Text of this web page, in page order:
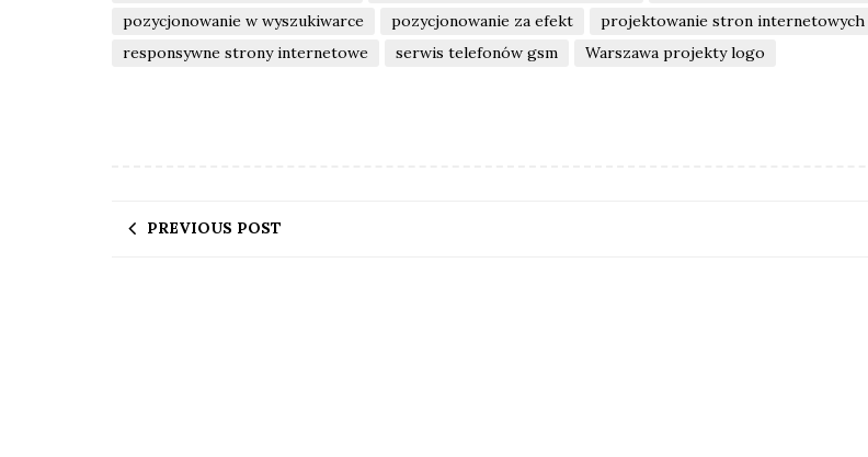
pozycjonowanie w wyszukiwarce
pozycjonowanie za efekt
projektowanie stron internetowych
responsywne strony internetowe
serwis telefonów gsm Warszawa projekty logo
PREVIOUS POST